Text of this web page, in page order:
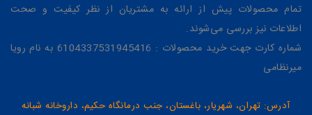
تمام محصولات پیش از ارائه به مشتریان از نظر کیفیت و صحت
اطلاعات نیز بررسی می‌شوند.
شماره کارت جهت خرید محصولات : 6104337531945416 به نام رویا
میرنظامی
آدرس: تهران، شهریار، باغستان، جنب درمانگاه حکیم، داروخانه شبانه